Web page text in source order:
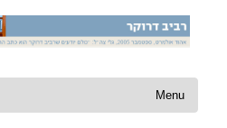
Skip to content